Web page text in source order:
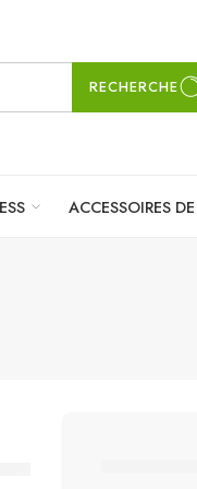
RECHERCHE
ACCESSOIRES